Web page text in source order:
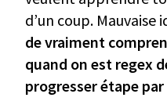
d’un coup. Mauvaise
de vraiment
quand on est regex
progresser étape